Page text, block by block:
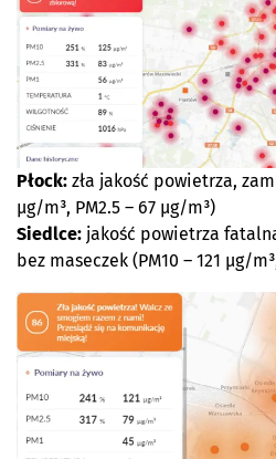
Płock: zła jakość powietrza,
µg/m³, PM2.5 – 67 µg/m³)
Siedlce: jakość powietrza
bez maseczek (PM10 – 121 µg/